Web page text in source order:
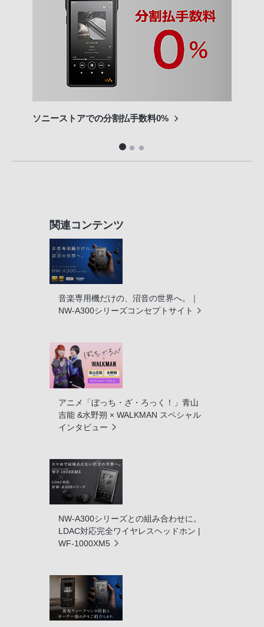
ソニーストアでの分割払手数料0%
関連コンテンツ
音楽専用機だけの、沼音の世界へ。｜
NW-A300シリーズコンセプトサイト
アニメ「ぼっち・ざ・ろっく！」青山
吉能 &水野朔 × WALKMAN スペシャル
インタビュー
NW-A300シリーズとの組み合わせに。
LDAC対応完全ワイヤレスヘッドホン |
WF-1000XM5